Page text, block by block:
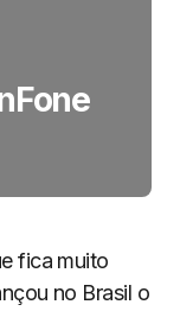
fica muito
no Brasil o